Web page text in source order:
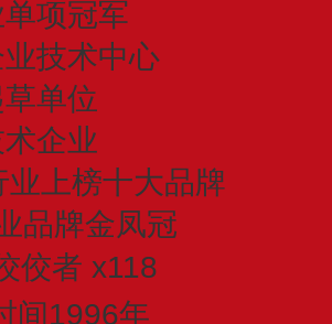
项冠军
业技术中心
单位
企业
业上榜十大品牌
品牌金凤冠
佼者 x118
间1996年